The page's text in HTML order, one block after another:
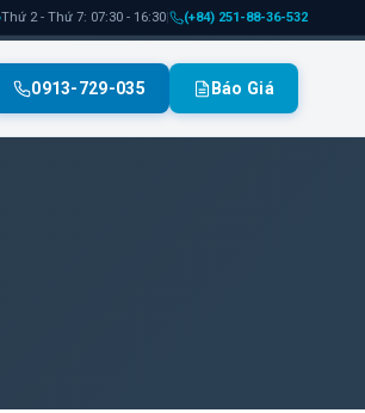
Thứ 2 - Thứ 7: 07:30 - 16:30| (+84) 251-88-36-532
0913-729-035 Báo Giá